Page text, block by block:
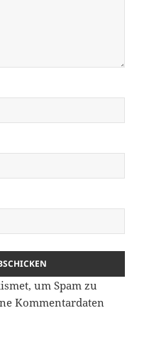
um Spam zu
Kommentardaten